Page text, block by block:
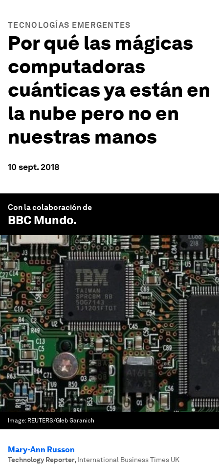
TECNOLOGÍAS EMERGENTES
Por qué las mágicas
computadoras
cuánticas ya están en
la nube pero no en
nuestras manos
10 sept. 2018
Con la colaboración de
BBC Mundo.
Image: REUTERS/Gleb Garanich
Mary-Ann Russon
Technology Reporter, International Business Times UK